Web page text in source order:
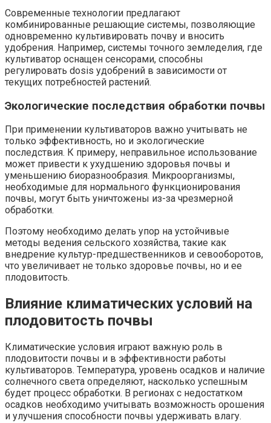
Современные технологии предлагают
комбинированные решающие системы, позволяющие
одновременно культивировать почву и вносить
удобрения. Например, системы точного земледелия, где
культиватор оснащен сенсорами, способны
регулировать dosis удобрений в зависимости от
текущих потребностей растений.
Экологические последствия обработки почвы
При применении культиваторов важно учитывать не
только эффективность, но и экологические
последствия. К примеру, неправильное использование
может привести к ухудшению здоровья почвы и
уменьшению биоразнообразия. Микроорганизмы,
необходимые для нормального функционирования
почвы, могут быть уничтожены из-за чрезмерной
обработки.
Поэтому необходимо делать упор на устойчивые
методы ведения сельского хозяйства, такие как
внедрение культур-предшественников и севооборотов,
что увеличивает не только здоровье почвы, но и ее
плодовитость.
Влияние климатических условий на
плодовитость почвы
Климатические условия играют важную роль в
плодовитости почвы и в эффективности работы
культиваторов. Температура, уровень осадков и наличие
солнечного света определяют, насколько успешным
будет процесс обработки. В регионах с недостатком
осадков необходимо учитывать возможность орошения
и улучшения способности почвы удерживать влагу.